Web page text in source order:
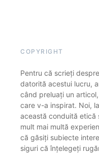
COPYRIGHT
Pentru că scrieți
datorită acestui lucru,
când preluați un
care v-a inspirat. Noi,
această conduită etică
mult mai multă
că găsiți subiecte
siguri că înțelegeți